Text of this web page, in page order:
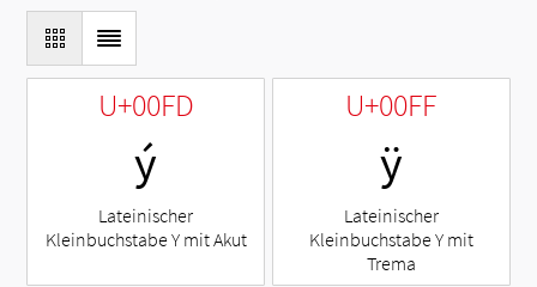
U+00FD
ý
Lateinischer
Kleinbuchstabe Y mit Akut
U+00FF
ÿ
Lateinischer
Kleinbuchstabe Y mit
Trema